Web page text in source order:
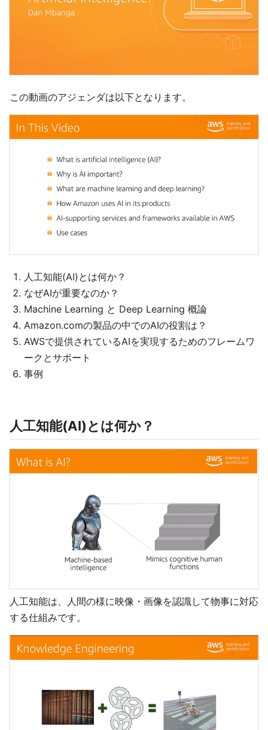
この動画のアジェンダは以下となります。
人工知能(AI)とは何か？
なぜAIが重要なのか？
Machine Learning と Deep Learning 概論
Amazon.comの製品の中でのAIの役割は？
AWSで提供されているAIを実現するためのフレームワ
ークとサポート
事例
人工知能(AI)とは何か？
人工知能は、人間の様に映像・画像を認識して物事に対応
する仕組みです。